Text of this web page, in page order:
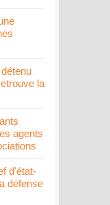
la
agents
d'état-
défense